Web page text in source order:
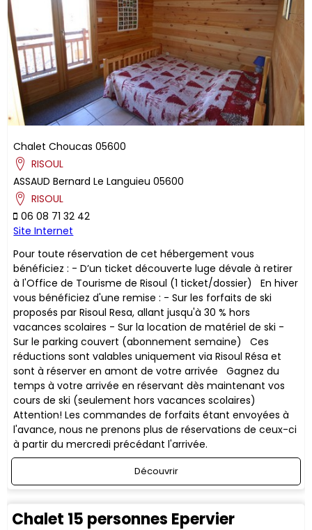
Chalet Choucas 05600
RISOUL
ASSAUD Bernard Le Languieu 05600
RISOUL
06 08 71 32 42
Site Internet
Pour toute réservation de cet hébergement vous
bénéficiez : - D’un ticket découverte luge dévale à retirer
à l'Office de Tourisme de Risoul (1 ticket/dossier) En hiver
vous bénéficiez d'une remise : - Sur les forfaits de ski
proposés par Risoul Resa, allant jusqu'à 30 % hors
vacances scolaires - Sur la location de matériel de ski -
Sur le parking couvert (abonnement semaine) ​Ces
réductions sont valables uniquement via Risoul Résa et
sont à réserver en amont de votre arrivée Gagnez du
temps à votre arrivée en réservant dès maintenant vos
cours de ski (seulement hors vacances scolaires)
Attention! Les commandes de forfaits étant envoyées à
l'avance, nous ne prenons plus de réservations de ceux-ci
à partir du mercredi précédant l'arrivée.
Découvrir
Chalet 15 personnes Epervier